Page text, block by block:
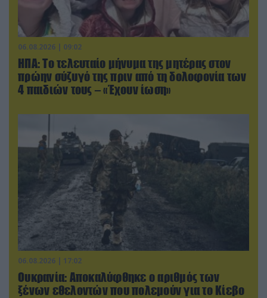
06.08.2026 | 09:02
ΗΠΑ: Το τελευταίο μήνυμα της μητέρας στον
πρώην σύζυγό της πριν από τη δολοφονία των
4 παιδιών τους – «Έχουν ίωση»
06.08.2026 | 17:02
Ουκρανία: Αποκαλύφθηκε ο αριθμός των
ξένων εθελοντών που πολεμούν για το Κίεβο